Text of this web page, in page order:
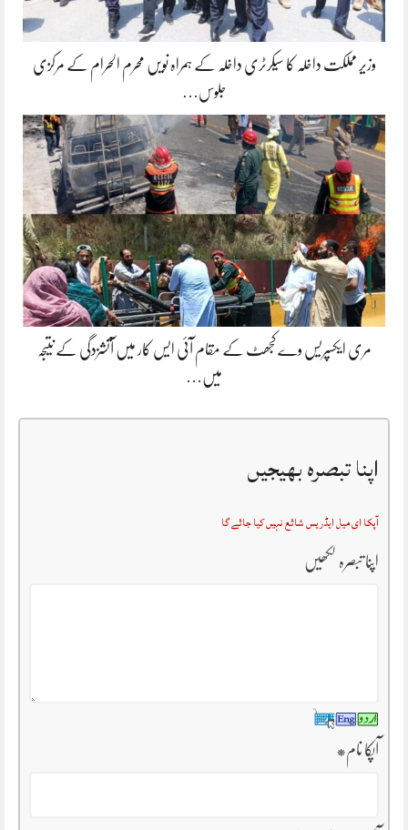
وزیر مملکت داخلہ کا سیکرٹری داخلہ کے ہمراہ نویں محرم الحرام کے مرکزی
جلوس…
مری ایکسپریس وے کجھٹ کے مقام آئی ایس کار میں آتشزدگی کے نتیجہ
میں…
اپنا تبصرہ بھیجیں
آپکا ای میل ایڈریس شائع نہیں کیا جائے گا
اپنا تبصرہ لکھیں
آپکا نام*